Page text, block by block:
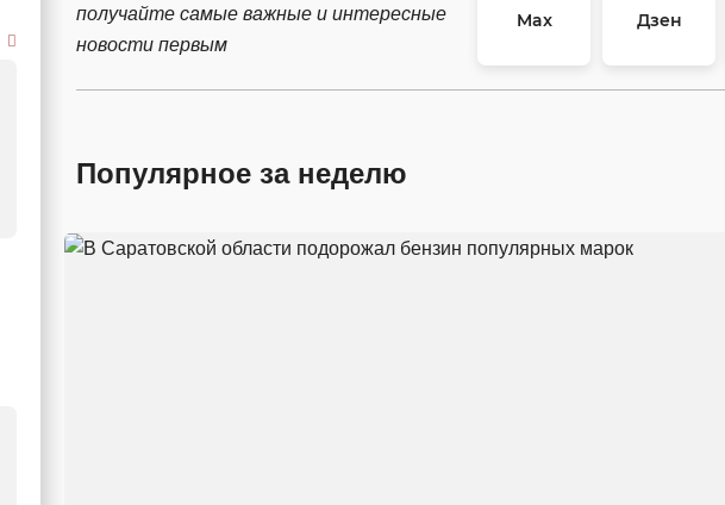
получайте самые важные и интересные
новости первым
Max
Дзен
Популярное за неделю